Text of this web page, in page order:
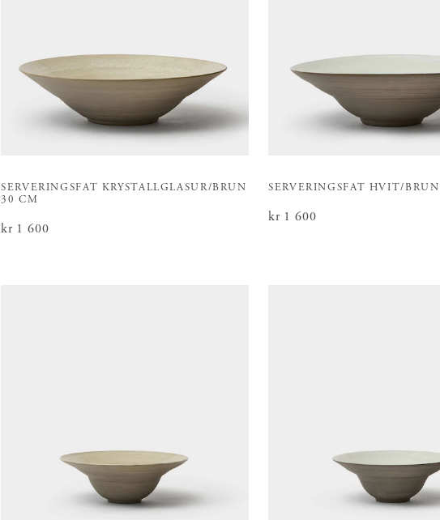
SERVERINGSFAT KRYSTALLGLASUR/BRUN
30 CM
Pris :kr 1 600
kr 1 600
SERVERINGSFAT HVIT/
Pris :kr 1 600
kr 1 600